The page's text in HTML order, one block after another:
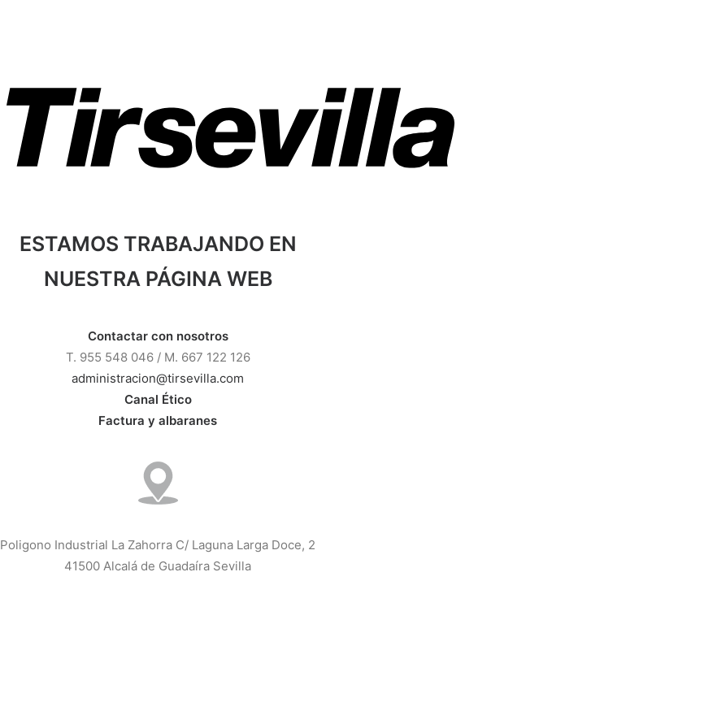
ESTAMOS TRABAJANDO EN
NUESTRA PÁGINA WEB
Contactar con nosotros
T. 955 548 046 / M. 667 122 126
administracion@tirsevilla.com
Canal Ético
Factura y albaranes
Poligono Industrial La Zahorra C/ Laguna Larga Doce, 2
41500 Alcalá de Guadaíra Sevilla